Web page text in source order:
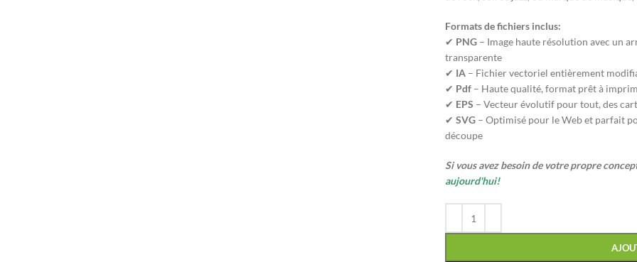
Formats de fichiers inclus:
✔ PNG– Image haute résolution avec un
transparente
✔ IA– Fichier vectoriel entièrement
✔ Pdf– Haute qualité, format prêt à
✔ EPS – Vecteur évolutif pour tout, des
✔ SVG– Optimisé pour le Web et parfait
découpe
Si vous avez besoin de votre propre
aujourd'hui!